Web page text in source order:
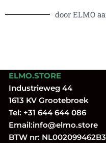
door ELMO
ELMO.STORE
Industrieweg 44
1613 KV Grootebroek
Tel: +31 644 644 086
Email:info@elmo.store
BTW nr: